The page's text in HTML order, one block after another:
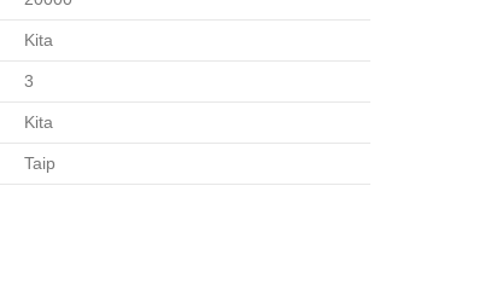
Kita
3
Kita
Taip